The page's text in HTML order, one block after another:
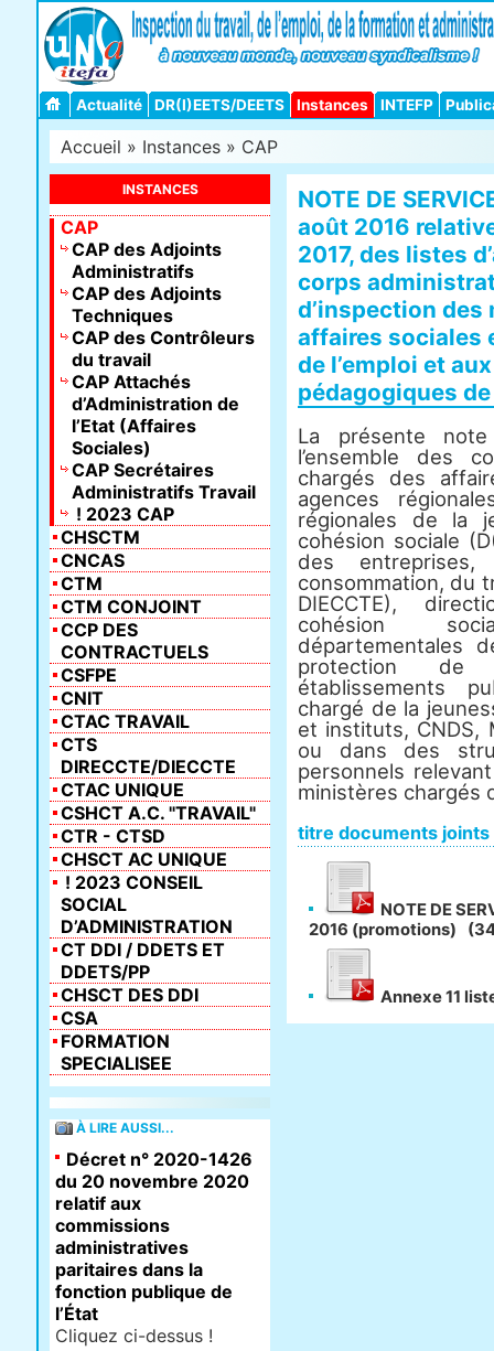
Actualité DR(I)EETS/DEETS Instances INTEFP
Accueil » Instances » CAP
NOTE DE
août 2016
2017, des listes
corps
d’inspection des
affaires sociales
de l’emploi et
pédagogiques
La présente
l’ensemble des
chargés des
agences
régionales de la
cohésion sociale
des
consommation, du
DIECCTE),
cohésion
départementales
protection de
établissements
chargé de la
et instituts, CNDS,
ou dans des
personnels
ministères chargés
titre documents joints
NOTE DE
2016 (promotions)
Annexe 11
INSTANCES
CAP
CAP des Adjoints
Administratifs
CAP des Adjoints
Techniques
CAP des Contrôleurs
du travail
CAP Attachés
d’Administration de
l’Etat (Affaires
Sociales)
CAP Secrétaires
Administratifs Travail
! 2023 CAP
CHSCTM
CNCAS
CTM
CTM CONJOINT
CCP DES
CONTRACTUELS
CSFPE
CNIT
CTAC TRAVAIL
CTS
DIRECCTE/DIECCTE
CTAC UNIQUE
CSHCT A.C. "TRAVAIL"
CTR - CTSD
CHSCT AC UNIQUE
! 2023 CONSEIL
SOCIAL
D’ADMINISTRATION
CT DDI / DDETS ET
DDETS/PP
CHSCT DES DDI
CSA
FORMATION
SPECIALISEE
À LIRE AUSSI...
Décret n° 2020-1426
du 20 novembre 2020
relatif aux
commissions
administratives
paritaires dans la
fonction publique de
l’État
Cliquez ci-dessus !